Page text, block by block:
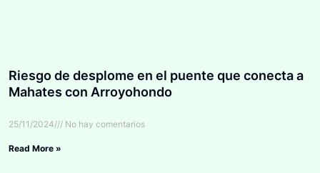
Riesgo de desplome en el puente que conecta a
Mahates con Arroyohondo
25/11/2024 No hay comentarios
Read More »